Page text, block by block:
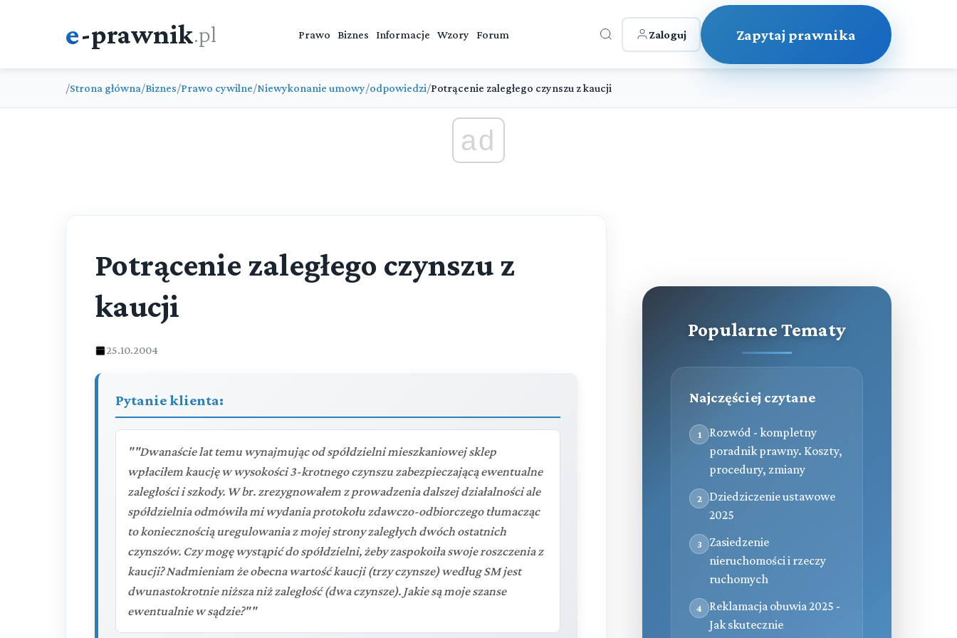
e-prawnik.pl Prawo Biznes Informacje Wzory Forum Zaloguj Zapytaj prawnika
/Strona główna/Biznes/Prawo cywilne/Niewykonanie umowy/odpowiedzi/Potrącenie zaległego czynszu z kaucji
ad
Potrącenie zaległego czynszu z
kaucji
25.10.2004
Pytanie klienta:
""Dwanaście lat temu wynajmując od spółdzielni mieszkaniowej sklep
wpłaciłem kaucję w wysokości 3-krotnego czynszu zabezpieczającą ewentualne
zaległości i szkody. W br. zrezygnowałem z prowadzenia dalszej działalności ale
spółdzielnia odmówiła mi wydania protokołu zdawczo-odbiorczego tłumacząc
to koniecznością uregulowania z mojej strony zaległych dwóch ostatnich
czynszów. Czy mogę wystąpić do spółdzielni, żeby zaspokoiła swoje roszczenia z
kaucji? Nadmieniam że obecna wartość kaucji (trzy czynsze) według SM jest
dwunastokrotnie niższa niż zaległość (dwa czynsze). Jakie są moje szanse
ewentualnie w sądzie?""
Popularne Tematy
Najczęściej czytane
1
Rozwód - kompletny
poradnik prawny. Koszty,
procedury, zmiany
2
Dziedziczenie ustawowe
2025
3
Zasiedzenie
nieruchomości i rzeczy
ruchomych
4
Reklamacja obuwia 2025 -
Jak skutecznie